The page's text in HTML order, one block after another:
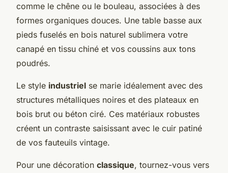
comme le chêne ou le bouleau, associées à des
formes organiques douces. Une table basse aux
pieds fuselés en bois naturel sublimera votre
canapé en tissu chiné et vos coussins aux tons
poudrés.
Le style industriel se marie idéalement avec des
structures métalliques noires et des plateaux en
bois brut ou béton ciré. Ces matériaux robustes
créent un contraste saisissant avec le cuir patiné
de vos fauteuils vintage.
Pour une décoration classique, tournez-vous vers